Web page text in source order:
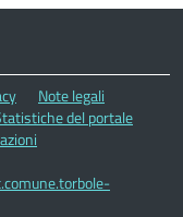
Note legali
del portale